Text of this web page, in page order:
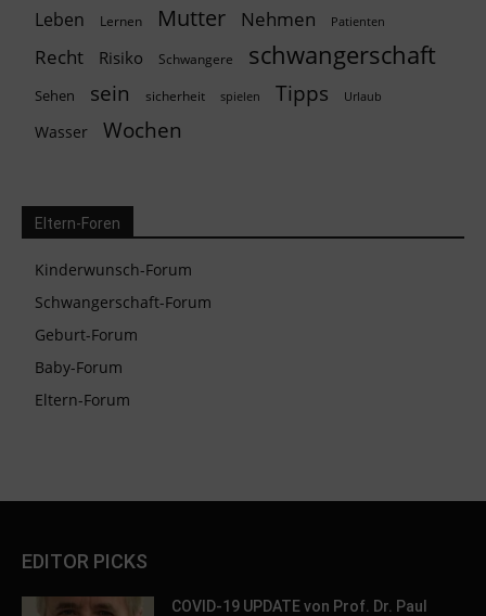
Leben Lernen Mutter Nehmen Patienten
Recht Risiko Schwangere schwangerschaft
Sehen sein sicherheit spielen Tipps Urlaub
Wasser Wochen
Eltern-Foren
Kinderwunsch-Forum
Schwangerschaft-Forum
Geburt-Forum
Baby-Forum
Eltern-Forum
EDITOR PICKS
COVID-19 UPDATE von Prof. Dr. Paul